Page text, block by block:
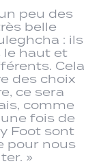
peu des
belle
: ils
le haut et
Cela
des choix
ce sera
comme
fois de
Foot sont
pour nous
»